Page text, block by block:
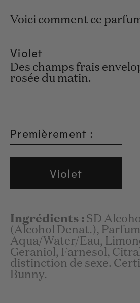
Voici comment ce
Violet
Des champs frais
rosée du matin.
Premièrement :
Violet
Ingrédients : SD
(Alcohol Denat.),
Aqua/Water/Eau,
Geraniol, Farnesol,
distinction de sexe.
Bunny.